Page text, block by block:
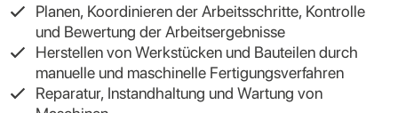
Planen, Koordinieren der Arbeitsschritte, Kontrolle
und Bewertung der Arbeitsergebnisse
Herstellen von Werkstücken und Bauteilen durch
manuelle und maschinelle Fertigungsverfahren
Reparatur, Instandhaltung und Wartung von